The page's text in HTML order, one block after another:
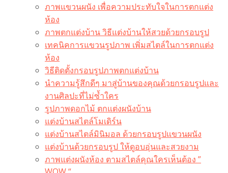
ภาพแขวนผนัง เพื่อความประทับใจในการตกแต่ง
ห้อง
ภาพตกแต่งบ้าน วิธีแต่งบ้านให้สวยด้วยกรอบรูป
เทคนิคการแขวนรูปภาพ เพิ่มสไตล์ในการตกแต่ง
ห้อง
วิธีติดตั้งกรอบรูปภาพตกแต่งบ้าน
นำความรู้สึกดีๆ มาสู่บ้านของคุณด้วยกรอบรูปและ
งานศิลปะที่ไม่ซ้ำใคร
รูปภาพดอกไม้ ตกแต่งผนังบ้าน
แต่งบ้านสไตล์โมเดิร์น
แต่งบ้านสไตล์มินิมอล ด้วยกรอบรูปแขวนผนัง
แต่งบ้านด้วยกรอบรูป ให้ดูอบอุ่นและสวยงาม
ภาพแต่งผนังห้อง ตามสไตล์คุณใครเห็นต้อง ”